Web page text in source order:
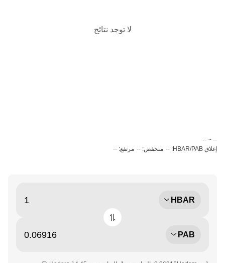
لا توجد نتائج
‏-- ~ ‎--‏
إغلاق HBAR/PAB: --
منخفض: -- مرتفع: --
HBAR
PAB